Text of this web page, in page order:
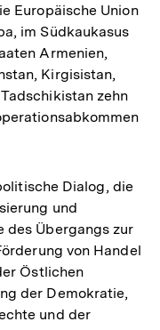
Europäische Union
im Südkaukasus
Armenien,
Kirgisistan,
zehn
Dialog, die
und
Übergangs zur
von Handel
Östlichen
der Demokratie,
und der